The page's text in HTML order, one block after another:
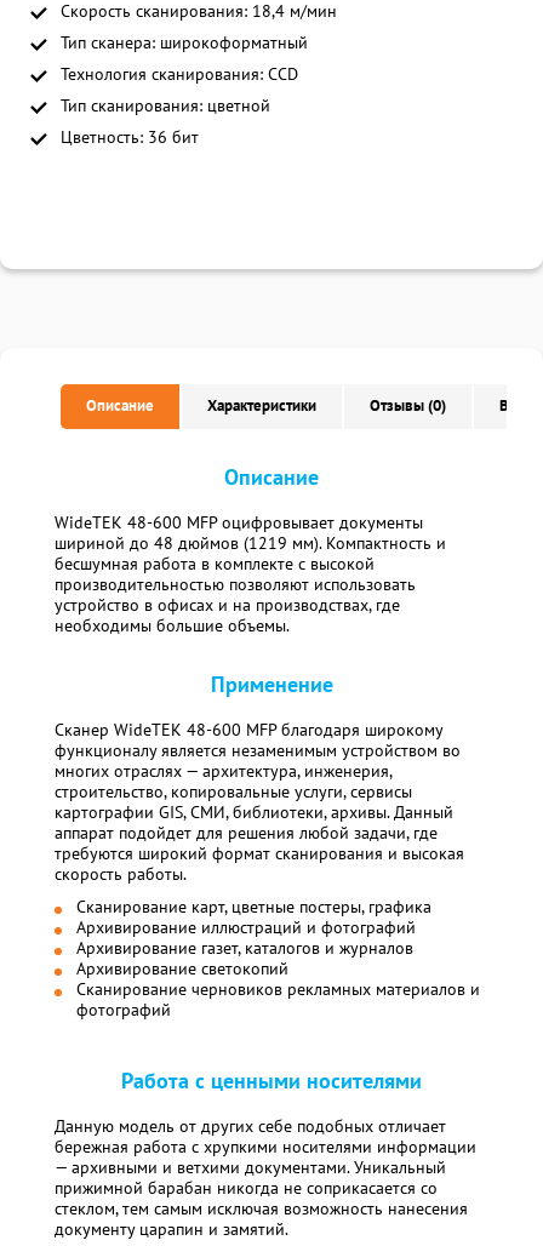
Скорость сканирования: 18,4 м/мин
Тип сканера: широкоформатный
Технология сканирования: CCD
Тип сканирования: цветной
Цветность: 36 бит
Описание Характеристики Отзывы (0)
Описание
WideTEK 48-600 MFP оцифровывает документы
шириной до 48 дюймов (1219 мм). Компактность и
бесшумная работа в комплекте с высокой
производительностью позволяют использовать
устройство в офисах и на производствах, где
необходимы большие объемы.
Применение
Сканер WideTEK 48-600 MFP благодаря широкому
функционалу является незаменимым устройством во
многих отраслях — архитектура, инженерия,
строительство, копировальные услуги, сервисы
картографии GIS, СМИ, библиотеки, архивы. Данный
аппарат подойдет для решения любой задачи, где
требуются широкий формат сканирования и высокая
скорость работы.
Сканирование карт, цветные постеры, графика
Архивирование иллюстраций и фотографий
Архивирование газет, каталогов и журналов
Архивирование светокопий
Сканирование черновиков рекламных материалов и
фотографий
Работа с ценными носителями
Данную модель от других себе подобных отличает
бережная работа с хрупкими носителями информации
— архивными и ветхими документами. Уникальный
прижимной барабан никогда не соприкасается со
стеклом, тем самым исключая возможность нанесения
документу царапин и замятий.